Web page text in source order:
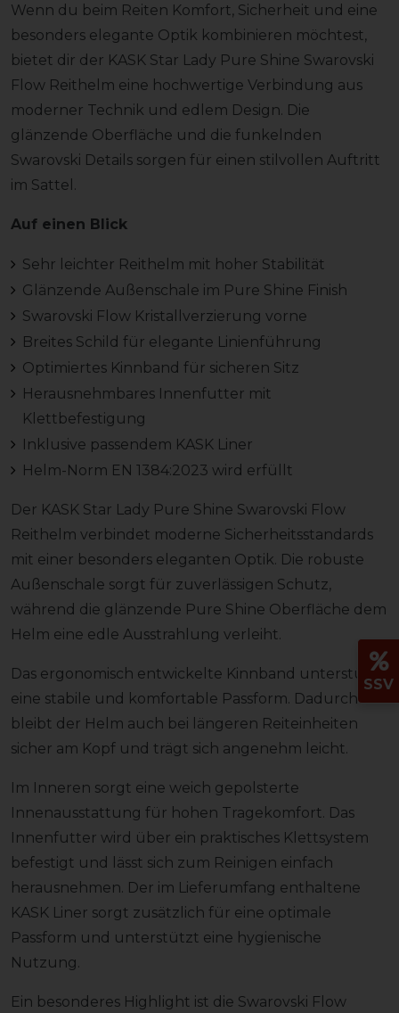
Wenn du beim Reiten Komfort, Sicherheit und eine
besonders elegante Optik kombinieren möchtest,
bietet dir der KASK Star Lady Pure Shine Swarovski
Flow Reithelm eine hochwertige Verbindung aus
moderner Technik und edlem Design. Die
glänzende Oberfläche und die funkelnden
Swarovski Details sorgen für einen stilvollen Auftritt
im Sattel.
Auf einen Blick
Sehr leichter Reithelm mit hoher Stabilität
Glänzende Außenschale im Pure Shine Finish
Swarovski Flow Kristallverzierung vorne
Breites Schild für elegante Linienführung
Optimiertes Kinnband für sicheren Sitz
Herausnehmbares Innenfutter mit
Klettbefestigung
Inklusive passendem KASK Liner
Helm-Norm EN 1384:2023 wird erfüllt
Der KASK Star Lady Pure Shine Swarovski Flow
Reithelm verbindet moderne Sicherheitsstandards
mit einer besonders eleganten Optik. Die robuste
Außenschale sorgt für zuverlässigen Schutz,
während die glänzende Pure Shine Oberfläche dem
Helm eine edle Ausstrahlung verleiht.
Das ergonomisch entwickelte Kinnband unterstützt
eine stabile und komfortable Passform. Dadurch
bleibt der Helm auch bei längeren Reiteinheiten
sicher am Kopf und trägt sich angenehm leicht.
Im Inneren sorgt eine weich gepolsterte
Innenausstattung für hohen Tragekomfort. Das
Innenfutter wird über ein praktisches Klettsystem
befestigt und lässt sich zum Reinigen einfach
herausnehmen. Der im Lieferumfang enthaltene
KASK Liner sorgt zusätzlich für eine optimale
Passform und unterstützt eine hygienische
Nutzung.
Ein besonderes Highlight ist die Swarovski Flow
SSV